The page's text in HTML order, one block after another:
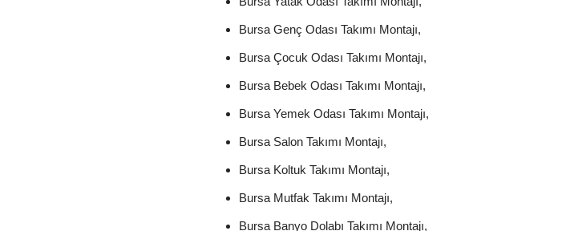
Bursa Genç Odası Takımı Montajı,
Bursa Çocuk Odası Takımı Montajı,
Bursa Bebek Odası Takımı Montajı,
Bursa Yemek Odası Takımı Montajı,
Bursa Salon Takımı Montajı,
Bursa Koltuk Takımı Montajı,
Bursa Mutfak Takımı Montajı,
Bursa Banyo Dolabı Takımı Montajı,